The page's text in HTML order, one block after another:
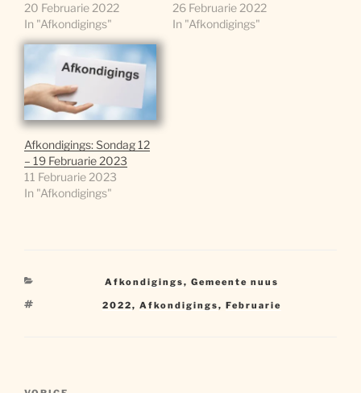
20 Februarie 2022
In "Afkondigings"
26 Februarie 2022
In "Afkondigings"
Afkondigings: Sondag 12
– 19 Februarie 2023
11 Februarie 2023
In "Afkondigings"
Kategorieë
Afkondigings, Gemeente nuus
Sleutelwoorde
2022, Afkondigings, Februarie
Artikel